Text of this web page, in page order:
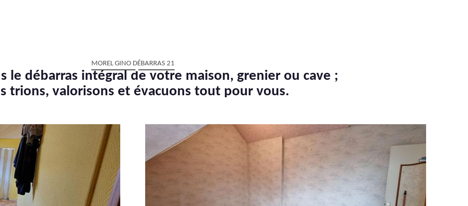
MOREL GINO DÉBARRAS 21
le débarras intégral de votre maison, grenier ou cave ;
trions, valorisons et évacuons tout pour vous.